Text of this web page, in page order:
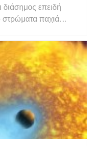
διάσημος επειδή
στρώματα παχιά
οργανικά σωματίδια
αντιδράσεων
ατμ